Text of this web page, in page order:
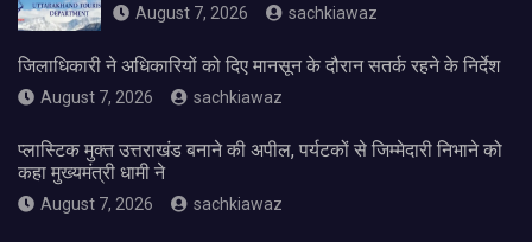
August 7, 2026 sachkiawaz
जिलाधिकारी ने अधिकारियों को दिए मानसून के दौरान सतर्क रहने के निर्देश
August 7, 2026 sachkiawaz
प्लास्टिक मुक्त उत्तराखंड बनाने की अपील, पर्यटकों से जिम्मेदारी निभाने को
कहा मुख्यमंत्री धामी ने
August 7, 2026 sachkiawaz